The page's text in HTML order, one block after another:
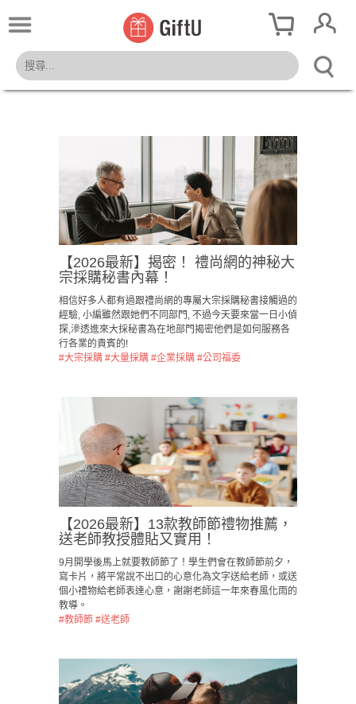
【2026最新】揭密！ 禮尚網的神秘大
宗採購秘書內幕！
相信好多人都有過跟禮尚網的專屬大宗採購秘書接觸過的
經驗, 小編雖然跟她們不同部門, 不過今天要來當一日小偵
探,滲透進來大採秘書為在地部門揭密他們是如何服務各
行各業的貴賓的!
#大宗採購 #大量採購 #企業採購 #公司福委
【2026最新】13款教師節禮物推薦，
送老師教授體貼又實用！
9月開學後馬上就要教師節了！學生們會在教師節前夕，
寫卡片，將平常說不出口的心意化為文字送給老師，或送
個小禮物給老師表達心意，謝謝老師這一年來春風化雨的
教導。
#教師節 #送老師